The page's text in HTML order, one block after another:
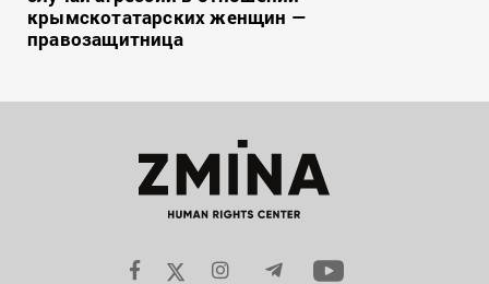
крымскотатарских женщин —
правозащитница